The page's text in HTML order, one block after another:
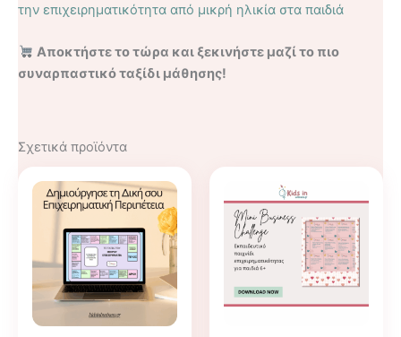
την επιχειρηματικότητα από μικρή ηλικία στα παιδιά
Αποκτήστε το τώρα και ξεκινήστε μαζί το πιο
συναρπαστικό ταξίδι μάθησης!
Σχετικά προϊόντα